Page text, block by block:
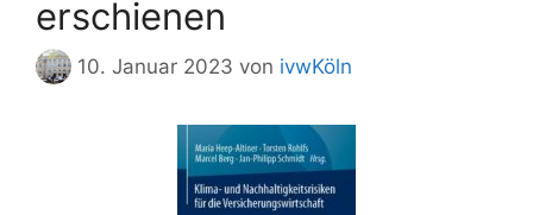
erschienen
10. Januar 2023 von ivwKöln